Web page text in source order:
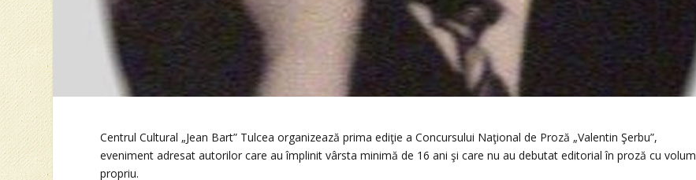
Centrul Cultural „Jean Bart” Tulcea organizează prima ediţie a Concursului Naţional de Proză „Valentin Şerbu”,
eveniment adresat autorilor care au împlinit vârsta minimă de 16 ani şi care nu au debutat editorial în proză cu volum
propriu.